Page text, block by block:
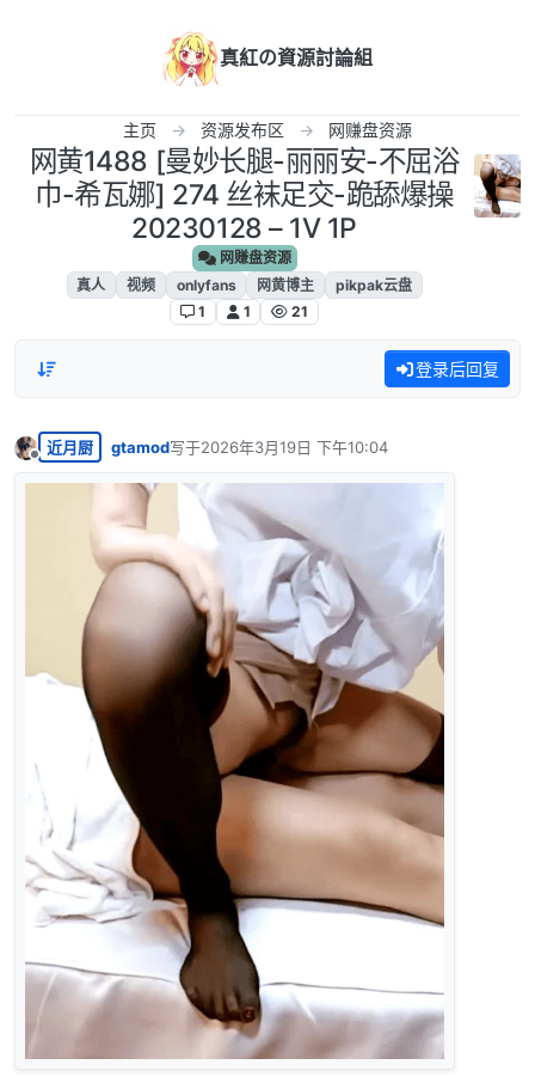
真紅の資源討論組
主页 资源发布区 网赚盘资源
网黄1488 [曼妙长腿-丽丽安-不屈浴
巾-希瓦娜] 274 丝袜足交-跪舔爆操
20230128 – 1V 1P
网赚盘资源
真人
视频 onlyfans 网黄博主
pikpak云盘
1
1 21
登录后回复
离线
近月厨 gtamod写于2026年3月19日 下午10:04
最后由 编辑